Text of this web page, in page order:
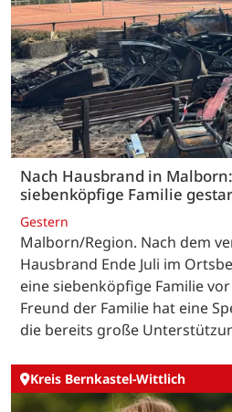
Nach Hausbrand in
siebenköpfige Familie
Gestern
Malborn/Region. Nach dem
Hausbrand Ende Juli im
eine siebenköpfige Familie
Freund der Familie hat eine
die bereits große
Kreis Bernkastel-Wittlich